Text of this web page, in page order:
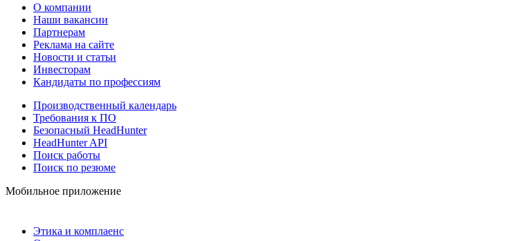
О компании
Наши вакансии
Партнерам
Реклама на сайте
Новости и статьи
Инвесторам
Кандидаты по профессиям
Производственный календарь
Требования к ПО
Безопасный HeadHunter
HeadHunter API
Поиск работы
Поиск по резюме
Мобильное приложение
Этика и комплаенс